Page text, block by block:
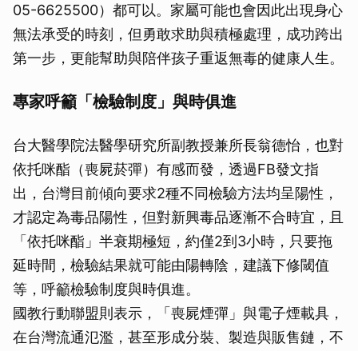
05-6625500）都可以。家屬可能也會因此出現身心
無法承受的時刻，但勇敢求助與積極處理，成功跨出
第一步，更能幫助與陪伴孩子重返無毒的健康人生。
專家呼籲「檢驗制度」與時俱進
台大醫學院法醫學研究所副教授兼所長翁德怡，也對
依托咪酯（喪屍菸彈）有感而發，透過FB發文指
出，台灣目前傾向要求2種不同檢驗方法均呈陽性，
才認定為毒品陽性，但對新興毒品逐漸不合時宜，且
「依托咪酯」半衰期極短，約僅2到3小時，只要拖
延時間，檢驗結果就可能由陽轉陰，建議下修閾值
等，呼籲檢驗制度與時俱進。
國教行動聯盟則表示，「喪屍煙彈」與電子煙載具，
在台灣流通氾濫，甚至形成分裝、製造與販售鏈，不